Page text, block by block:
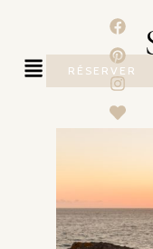
RÉSERVER